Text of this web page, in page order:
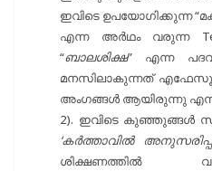
ഇവിടെ ഉപയോഗിക്കുന്ന
എന്ന അർഥം വരുന്ന
“ബാലശിക്ഷ” എന്ന
മനസിലാകുന്നത്
അംഗങ്ങൾ ആയിരുന്നു
2). ഇവിടെ കുഞ്ഞുങ്ങൾ
‘കർത്താവിൽ
ശിക്ഷണത്തിൽ